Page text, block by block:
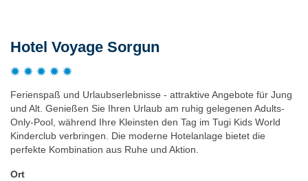
Hotel Voyage Sorgun
Ferienspaß und Urlaubserlebnisse - attraktive Angebote für Jung
und Alt. Genießen Sie Ihren Urlaub am ruhig gelegenen Adults-
Only-Pool, während Ihre Kleinsten den Tag im Tugi Kids World
Kinderclub verbringen. Die moderne Hotelanlage bietet die
perfekte Kombination aus Ruhe und Aktion.
Ort